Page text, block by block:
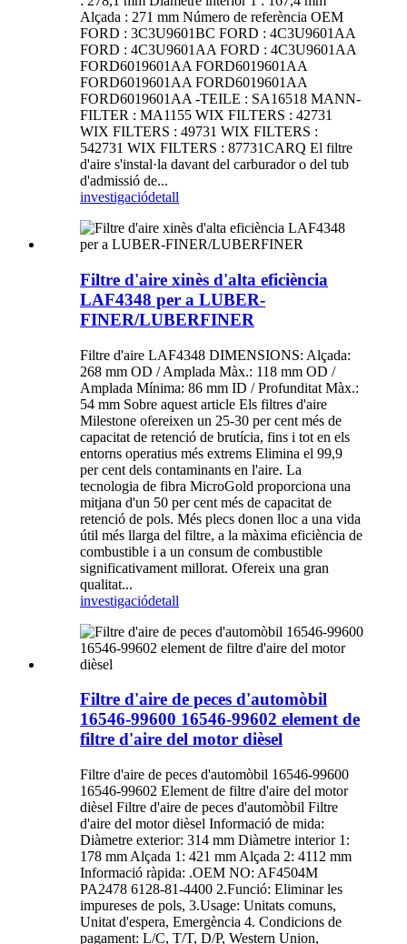
Alçada : 271 mm Número de referència OEM
FORD : 3C3U9601BC FORD : 4C3U9601AA
FORD : 4C3U9601AA FORD : 4C3U9601AA
FORD6019601AA FORD6019601AA
FORD6019601AA FORD6019601AA
FORD6019601AA -TEILE : SA16518 MANN-
FILTER : MA1155 WIX FILTERS : 42731
WIX FILTERS : 49731 WIX FILTERS :
542731 WIX FILTERS : 87731CARQ El filtre
d'aire s'instal·la davant del carburador o del tub
d'admissió de...
investigaciódetall
Filtre d'aire xinès d'alta eficiència
LAF4348 per a LUBER-
FINER/LUBERFINER
Filtre d'aire LAF4348 DIMENSIONS: Alçada:
268 mm OD / Amplada Màx.: 118 mm OD /
Amplada Mínima: 86 mm ID / Profunditat Màx.:
54 mm Sobre aquest article Els filtres d'aire
Milestone ofereixen un 25-30 per cent més de
capacitat de retenció de brutícia, fins i tot en els
entorns operatius més extrems Elimina el 99,9
per cent dels contaminants en l'aire. La
tecnologia de fibra MicroGold proporciona una
mitjana d'un 50 per cent més de capacitat de
retenció de pols. Més plecs donen lloc a una vida
útil més llarga del filtre, a la màxima eficiència de
combustible i a un consum de combustible
significativament millorat. Ofereix una gran
qualitat...
investigaciódetall
Filtre d'aire de peces d'automòbil
16546-99600 16546-99602 element de
filtre d'aire del motor dièsel
Filtre d'aire de peces d'automòbil 16546-99600
16546-99602 Element de filtre d'aire del motor
dièsel Filtre d'aire de peces d'automòbil Filtre
d'aire del motor dièsel Informació de mida:
Diàmetre exterior: 314 mm Diàmetre interior 1:
178 mm Alçada 1: 421 mm Alçada 2: 4112 mm
Informació ràpida: .OEM NO: AF4504M
PA2478 6128-81-4400 2.Funció: Eliminar les
impureses de pols, 3.Usage: Unitats comuns,
Unitat d'espera, Emergència 4. Condicions de
pagament: L/C, T/T, D/P, Western Union,